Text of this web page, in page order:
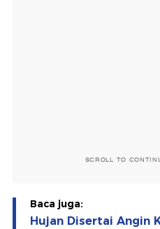
SCROLL TO
Baca juga:
Hujan Disertai Angin